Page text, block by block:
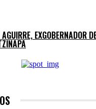
EXGOBERNADOR